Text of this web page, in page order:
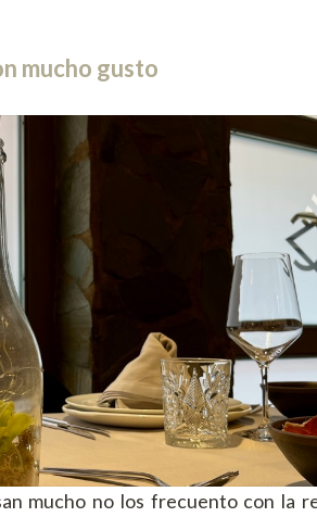
mucho gusto
mucho no los frecuento con la